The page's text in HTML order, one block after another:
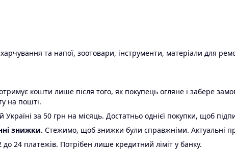
та напої, зоотовари, інструменти, матеріали для
кошти лише після того, як покупець огляне і забере
на пошті.
за 50 грн на місяць. Достатньо однієї покупки, щоб
знижки. Стежимо, щоб знижки були справжніми. Актуальні
до 24 платежів. Потрібен лише кредитний ліміт у банку.